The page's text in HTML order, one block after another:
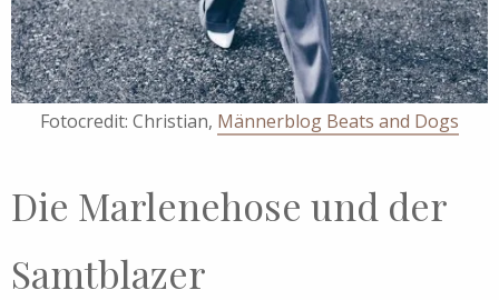
Fotocredit: Christian, Männerblog Beats and Dogs
Die Marlenehose und der
Samtblazer